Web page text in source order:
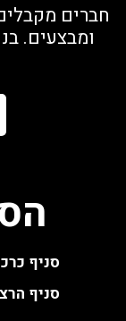
חברים
ומבצעים.
סניף כרכור -
סניף